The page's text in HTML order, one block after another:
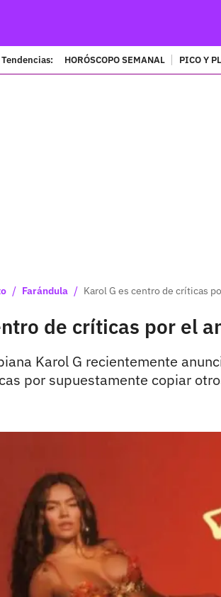
Tendencias: HORÓSCOPO SEMANAL PICO Y
/ Farándula / Karol G es centro de críticas
de críticas por el
Karol G recientemente
por supuestamente copiar